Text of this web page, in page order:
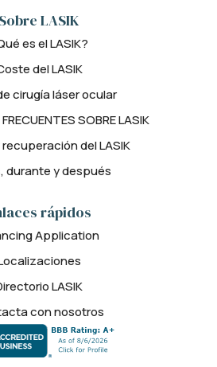
Sobre LASIK
es el LASIK?
del LASIK
cirugía láser ocular
SOBRE LASIK
del LASIK
durante y después
rápidos
Application
LASIK
con nosotros